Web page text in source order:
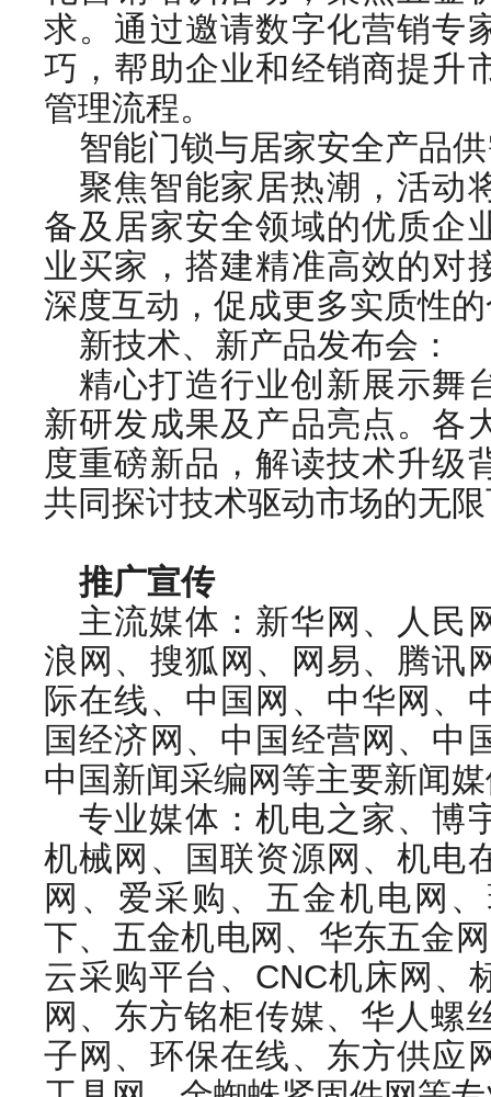
求。通过邀请数字化营销专
巧，帮助企业和经销商提升
管理流程。
智能门锁与居家安全产品
聚焦智能家居热潮，活动
备及居家安全领域的优质企
业买家，搭建精准高效的对
深度互动，促成更多实质性
新技术、新产品发布会：
精心打造行业创新展示舞
新研发成果及产品亮点。各
度重磅新品，解读技术升级
共同探讨技术驱动市场的无
推广宣传
主流媒体：新华网、人民
浪网、搜狐网、网易、腾讯
际在线、中国网、中华网、
国经济网、中国经营网、中
中国新闻采编网等主要新闻
专业媒体：机电之家、博
机械网、国联资源网、机电
网、爱采购、五金机电网
下、五金机电网、华东五金
云采购平台、CNC机床网、
网、东方铭柜传媒、华人螺
子网、环保在线、东方供应